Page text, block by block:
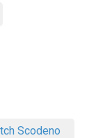
Scodeno